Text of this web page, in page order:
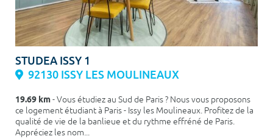
STUDEA ISSY 1
92130 ISSY LES MOULINEAUX
19.69 km- Vous étudiez au Sud de Paris ? Nous vous proposons
ce logement étudiant à Paris - Issy les Moulineaux. Profitez de la
qualité de vie de la banlieue et du rythme effréné de Paris.
Appréciez les nom...